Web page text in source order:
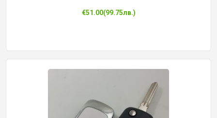
€51.00(99.75лв.)